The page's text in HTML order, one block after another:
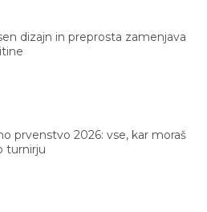
dizajn in preprosta zamenjava
prvenstvo 2026: vse, kar moraš
turnirju